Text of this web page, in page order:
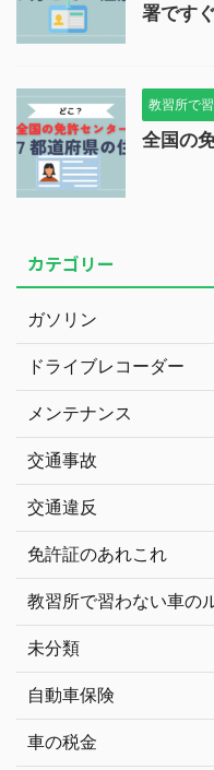
署です
教習所で
全国の
カテゴリー
ガソリン
ドライブレコーダー
メンテナンス
交通事故
交通違反
免許証のあれこれ
教習所で習わない車の
未分類
自動車保険
車の税金